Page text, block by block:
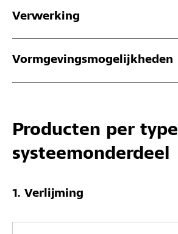
Verwerking
Vormgevingsmogelijkheden
Producten per type
systeemonderdeel
Verlijming